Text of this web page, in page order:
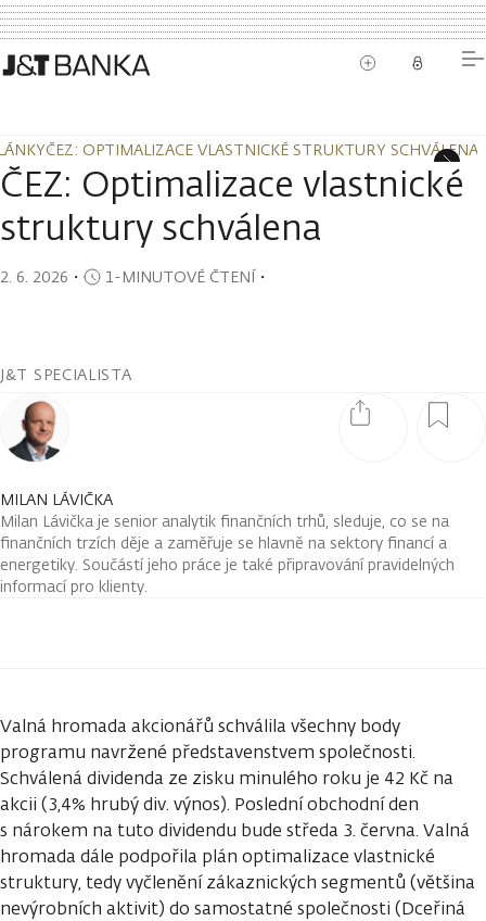
ČEZ: OPTIMALIZACE VLASTNICKÉ STRUKTURY SCHVÁLENA
ČEZ: OPTIMALIZACE VLASTNICKÉ STRUKTURY SCHVÁLENA
ČEZ: Optimalizace vlastnické
struktury schválena
2. 6. 2026 ・ 1-MINUTOVÉ ČTENÍ・
J&T SPECIALISTA
MILAN LÁVIČKA
Milan Lávička je senior analytik finančních trhů, sleduje, co se na
finančních trzích děje a zaměřuje se hlavně na sektory financí a
energetiky. Součástí jeho práce je také připravování pravidelných
informací pro klienty.
Valná hromada akcionářů schválila všechny body
programu navržené představenstvem společnosti.
Schválená dividenda ze zisku minulého roku je 42 Kč na
akcii (3,4% hrubý div. výnos). Poslední obchodní den
s nárokem na tuto dividendu bude středa 3. června. Valná
hromada dále podpořila plán optimalizace vlastnické
struktury, tedy vyčlenění zákaznických segmentů (většina
nevýrobních aktivit) do samostatné společnosti (Dceřiná